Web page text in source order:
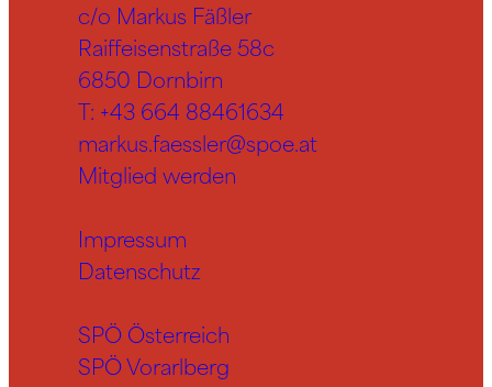
c/o Markus Fäßler
Raiffeisenstraße 58c
6850 Dornbirn
T: +43 664 88461634
markus.faessler@spoe.at
Mitglied werden
Impressum
Datenschutz
SPÖ Österreich
SPÖ Vorarlberg